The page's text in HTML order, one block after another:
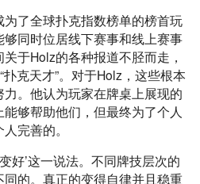
了全球扑克指数榜单的榜首玩
同时位居线下赛事和线上赛事
于Holz的各种报道不胫而走，
扑克天才”。对于Holz，这些根本
。他认为玩家在牌桌上展现的
够帮助他们，但最终为了个人
完善的。
好’这一说法。不同牌技层次的
的。真正的变得自律并且稳重